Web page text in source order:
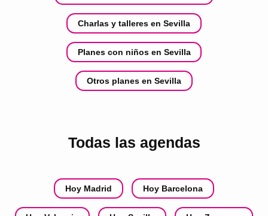
Charlas y talleres en Sevilla
Planes con niños en Sevilla
Otros planes en Sevilla
Todas las agendas
Hoy Madrid Hoy Barcelona